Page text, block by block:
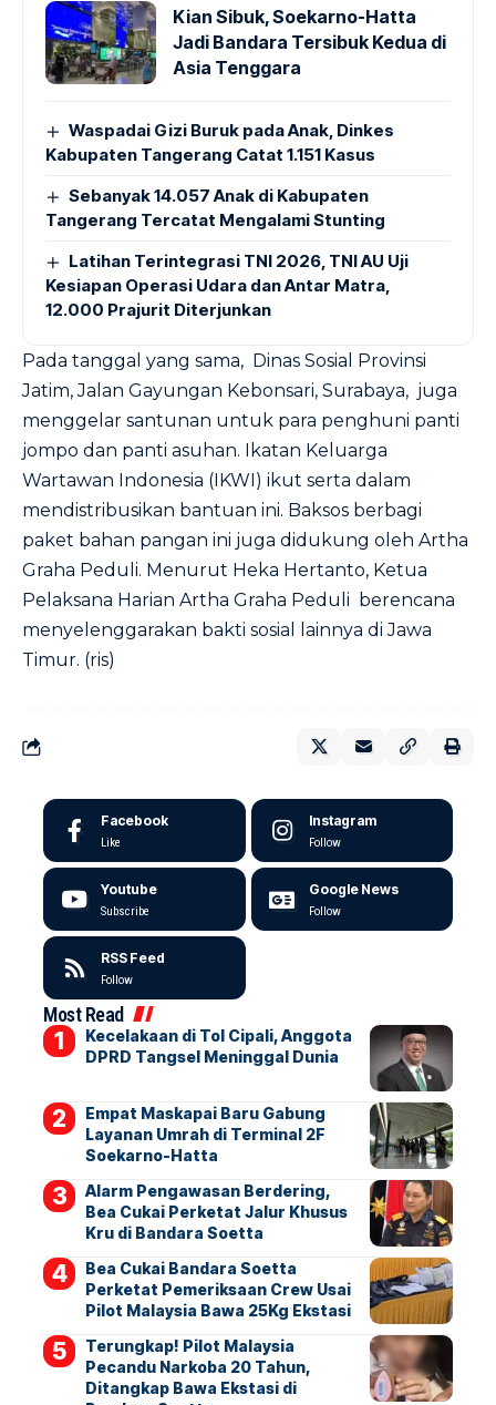
Kian Sibuk, Soekarno-Hatta
Jadi Bandara Tersibuk Kedua di
Asia Tenggara
Waspadai Gizi Buruk pada Anak, Dinkes
Kabupaten Tangerang Catat 1.151 Kasus
Sebanyak 14.057 Anak di Kabupaten
Tangerang Tercatat Mengalami Stunting
Latihan Terintegrasi TNI 2026, TNI AU Uji
Kesiapan Operasi Udara dan Antar Matra,
12.000 Prajurit Diterjunkan
Pada tanggal yang sama, Dinas Sosial Provinsi
Jatim, Jalan Gayungan Kebonsari, Surabaya, juga
menggelar santunan untuk para penghuni panti
jompo dan panti asuhan. Ikatan Keluarga
Wartawan Indonesia (IKWI) ikut serta dalam
mendistribusikan bantuan ini. Baksos berbagi
paket bahan pangan ini juga didukung oleh Artha
Graha Peduli. Menurut Heka Hertanto, Ketua
Pelaksana Harian Artha Graha Peduli berencana
menyelenggarakan bakti sosial lainnya di Jawa
Timur. (ris)
Facebook
Like
Instagram
Follow
Youtube
Subscribe
Google News
Follow
RSS Feed
Follow
Most Read
Kecelakaan di Tol Cipali, Anggota
DPRD Tangsel Meninggal Dunia
Empat Maskapai Baru Gabung
Layanan Umrah di Terminal 2F
Soekarno-Hatta
Alarm Pengawasan Berdering,
Bea Cukai Perketat Jalur Khusus
Kru di Bandara Soetta
Bea Cukai Bandara Soetta
Perketat Pemeriksaan Crew Usai
Pilot Malaysia Bawa 25Kg Ekstasi
Terungkap! Pilot Malaysia
Pecandu Narkoba 20 Tahun,
Ditangkap Bawa Ekstasi di